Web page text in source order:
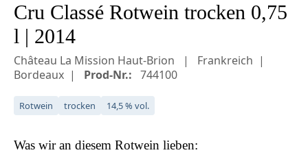
Cru Classé Rotwein trocken 0,75
l | 2014
Château La Mission Haut-Brion
Frankreich
Bordeaux
Prod-Nr.: 744100
Rotwein trocken 14,5 % vol.
Was wir an diesem Rotwein lieben: